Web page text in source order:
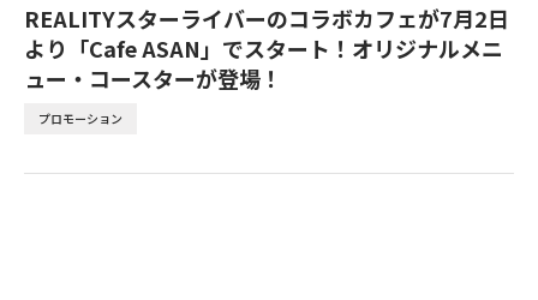
REALITYスターライバーのコラボカフェが7月2日
より「Cafe ASAN」でスタート！オリジナルメニ
ュー・コースターが登場！
プロモーション